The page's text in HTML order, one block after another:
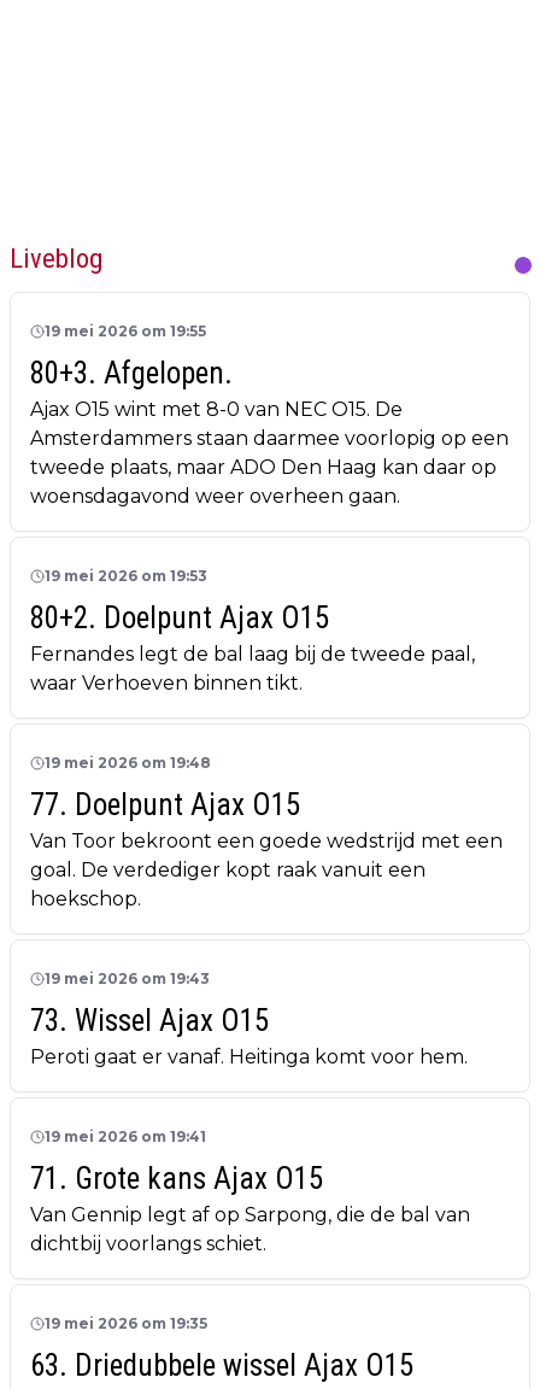
Liveblog
19 mei 2026 om 19:55
80+3. Afgelopen.
Ajax O15 wint met 8-0 van NEC O15. De
Amsterdammers staan daarmee voorlopig op een
tweede plaats, maar ADO Den Haag kan daar op
woensdagavond weer overheen gaan.
19 mei 2026 om 19:53
80+2. Doelpunt Ajax O15
Fernandes legt de bal laag bij de tweede paal,
waar Verhoeven binnen tikt.
19 mei 2026 om 19:48
77. Doelpunt Ajax O15
Van Toor bekroont een goede wedstrijd met een
goal. De verdediger kopt raak vanuit een
hoekschop.
19 mei 2026 om 19:43
73. Wissel Ajax O15
Peroti gaat er vanaf. Heitinga komt voor hem.
19 mei 2026 om 19:41
71. Grote kans Ajax O15
Van Gennip legt af op Sarpong, die de bal van
dichtbij voorlangs schiet.
19 mei 2026 om 19:35
63. Driedubbele wissel Ajax O15